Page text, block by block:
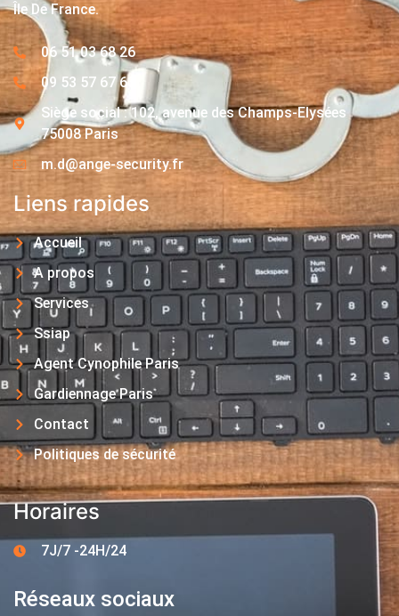
Île De France.
06 51 03 68 26
09 53 57 67 63
Siège social : 102, avenue des Champs-Elysées
75008 Paris
m.d@ange-security.fr
Liens rapides
Accueil
A propos
Services
Ssiap
Agent Cynophile Paris
Gardiennage Paris
Contact
Politiques de sécurité
Horaires
7J/7 -24H/24
Réseaux sociaux